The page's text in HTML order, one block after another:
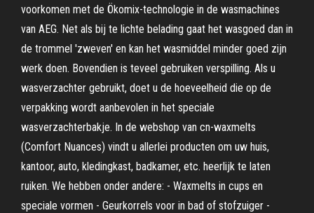
voorkomen met de Ökomix-technologie in de wasmachines
van AEG. Net als bij te lichte belading gaat het wasgoed dan in
de trommel 'zweven' en kan het wasmiddel minder goed zijn
werk doen. Bovendien is teveel gebruiken verspilling. Als u
wasverzachter gebruikt, doet u de hoeveelheid die op de
verpakking wordt aanbevolen in het speciale
wasverzachterbakje. In de webshop van cn-waxmelts
(Comfort Nuances) vindt u allerlei producten om uw huis,
kantoor, auto, kledingkast, badkamer, etc. heerlijk te laten
ruiken. We hebben onder andere: - Waxmelts in cups en
speciale vormen - Geurkorrels voor in bad of stofzuiger -